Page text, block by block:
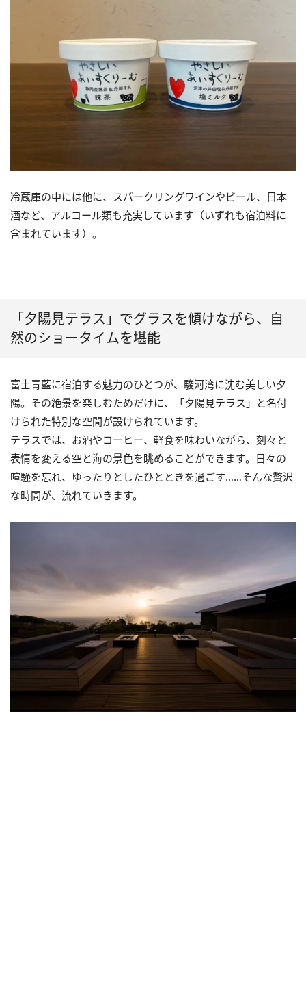
冷蔵庫の中には他に、スパークリングワインやビール、日本
酒など、アルコール類も充実しています（いずれも宿泊料に
含まれています）。
「夕陽見テラス」でグラスを傾けながら、自
然のショータイムを堪能
富士青藍に宿泊する魅力のひとつが、駿河湾に沈む美しい夕
陽。その絶景を楽しむためだけに、「夕陽見テラス」と名付
けられた特別な空間が設けられています。
テラスでは、お酒やコーヒー、軽食を味わいながら、刻々と
表情を変える空と海の景色を眺めることができます。日々の
喧騒を忘れ、ゆったりとしたひとときを過ごす……そんな贅沢
な時間が、流れていきます。